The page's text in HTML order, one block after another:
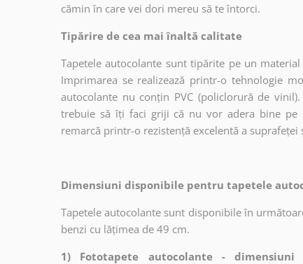
cămin în care vei dori mereu să te întorci.
Tipărire de cea mai înaltă calitate
Tapetele autocolante sunt tipărite pe un
Imprimarea se realizează printr-o tehnologie
autocolante nu conțin PVC (policlorură de
trebuie să îți faci griji că nu vor adera bine pe
remarcă printr-o rezistență excelentă a
Dimensiuni disponibile pentru tapetele
Tapetele autocolante sunt disponibile în
benzi cu lățimea de 49 cm.
1) Fototapete autocolante -